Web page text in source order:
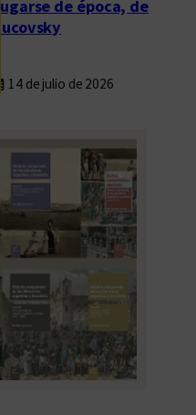
Fugarse de época, de
Rucovsky
14 de julio de 2026